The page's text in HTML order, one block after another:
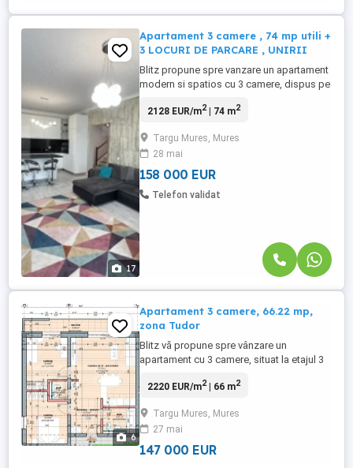
17
Apartament 3 camere , 74 mp utili +
3 LOCURI DE PARCARE , UNIRII
Blitz propune spre vanzare un apartament
modern si spatios cu 3 camere, dispus pe
zonă retrasă, liniștită și apreciată pentru
oraș. Locuința impresionează prin
compartimentarea modernă și spațiile
generoase, ...
2128 EUR/m2| 74 m2
Targu Mures, Mures
28 mai
158 000 EUR
Telefon validat
6
Apartament 3 camere, 66.22 mp,
zona Tudor
Blitz vă propune spre vânzare un
apartament cu 3 camere, situat la etajul 3
Apartamentul are o suprafață utilă de
mp, oferind un spațiu suplimentar ideal
pentru relaxare. Locuința este
compartimentată eficient, fiind ...
2220 EUR/m2| 66 m2
Targu Mures, Mures
27 mai
147 000 EUR